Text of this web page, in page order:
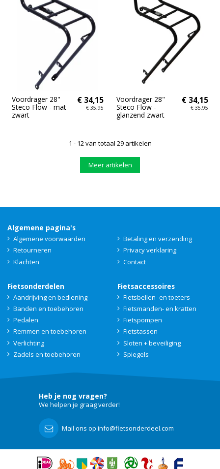
Voordrager 28"
Steco Flow - mat
zwart
€ 34,15
€ 35,95
Voordrager 28"
Steco Flow -
glanzend zwart
€ 34,15
€ 35,95
1 - 12 van totaal 29 artikelen
Meer artikelen
Algemene pagina's
Algemene voorwaarden
Betaling en verzending
Retourneren
Privacy verklaring
Klachten
Contact
Fietsonderdelen
Aandrijving en bediening
Banden en toebehoren
Pedalen
Remmen en toebehoren
Verlichting
Zadels en toebehoren
Fietsaccessoires
Fietsbellen- en toeters
Fietsmanden- en kratten
Fietspompen
Fietstassen
Sloten + beveiliging
Spiegels
Heb je nog vragen?
We helpen je graag verder!
Mail ons op info@fietsonderdeel.com